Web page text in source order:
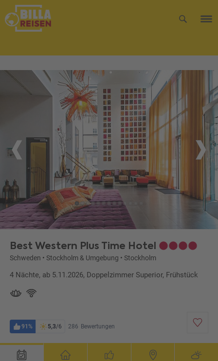
Best Western Plus Time Hotel
Schweden • Stockholm & Umgebung • Stockholm
4 Nächte, ab 5.11.2026, Doppelzimmer Superior, Frühstück
91% 5,3/6 286 Bewertungen